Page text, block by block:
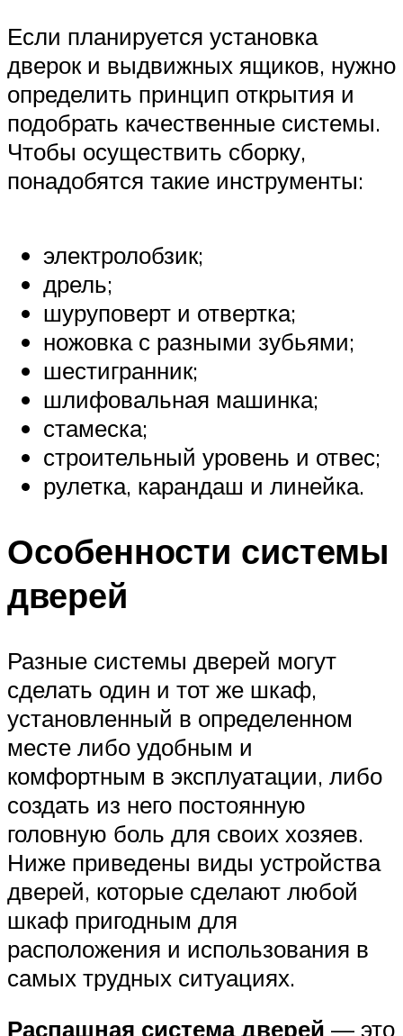
Если планируется установка
дверок и выдвижных ящиков, нужно
определить принцип открытия и
подобрать качественные системы.
Чтобы осуществить сборку,
понадобятся такие инструменты:
электролобзик;
дрель;
шуруповерт и отвертка;
ножовка с разными зубьями;
шестигранник;
шлифовальная машинка;
стамеска;
строительный уровень и отвес;
рулетка, карандаш и линейка.
Особенности системы
дверей
Разные системы дверей могут
сделать один и тот же шкаф,
установленный в определенном
месте либо удобным и
комфортным в эксплуатации, либо
создать из него постоянную
головную боль для своих хозяев.
Ниже приведены виды устройства
дверей, которые сделают любой
шкаф пригодным для
расположения и использования в
самых трудных ситуациях.
Распашная система дверей — это